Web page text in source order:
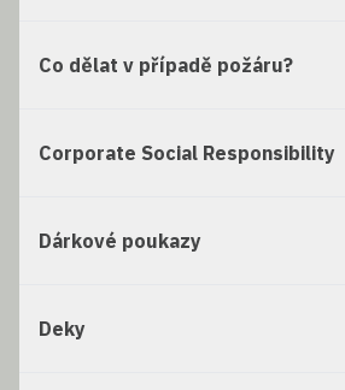
Co dělat v případě požáru?
Corporate Social Responsibility
Dárkové poukazy
Deky